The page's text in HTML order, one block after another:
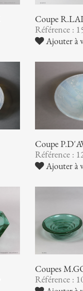
Coupe
Référence :
Ajouter à
Coupe
Référence :
Ajouter à
Coupes
Référence :